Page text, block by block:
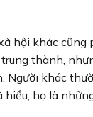
hội khác
thành,
Người khác
hiểu, họ là